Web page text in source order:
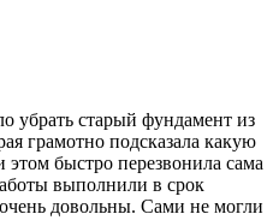
убрать старый фундамент из
грамотно подсказала какую
этом быстро перезвонила сама
выполнили в срок
довольны. Сами не могли